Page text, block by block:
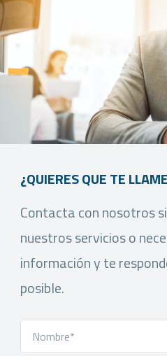
¿QUIERES QUE TE
Contacta con nosotros
nuestros servicios o
información y te
posible.